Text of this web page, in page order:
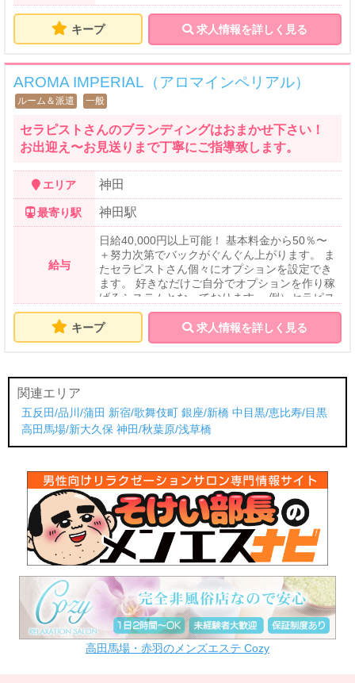
キープ 求人情報を詳しく見る
AROMA IMPERIAL（アロマインペリアル）
ルーム＆派遣 一般
セラピストさんのブランディングはおまかせ下さい！
お出迎え〜お見送りまで丁寧にご指導致します。
エリア 神田
最寄り駅 神田駅
給与
日給40,000円以上可能！ 基本料金から50％〜
＋努力次第でバックがぐんぐん上がります。 ま
たセラピストさん個々にオプションを設定でき
ます。 好きなだけご自分でオプションを作り稼
げるシステムとなっております。 例）セラピス
トOP7,000円の場合 90分9,000円（オプシ
ョン+指名料）=13.500円 セラピストOP
10,000円の場合 120分12,500円（オプショ
キープ 求人情報を詳しく見る
関連エリア
五反田/品川/蒲田 新宿/歌舞伎町 銀座/新橋 中目黒/恵比寿/目黒
高田馬場/新大久保 神田/秋葉原/浅草橋
高田馬場・赤羽のメンズエステ Cozy